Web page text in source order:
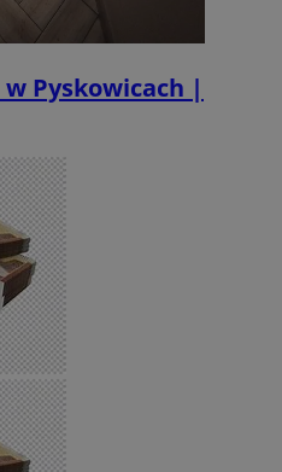
Pyskowicach |